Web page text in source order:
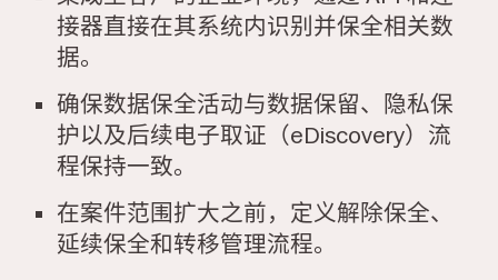
接器直接在其系统内识别并保全相关数
据。
确保数据保全活动与数据保留、隐私保
护以及后续电子取证（eDiscovery）流
程保持一致。
在案件范围扩大之前，定义解除保全、
延续保全和转移管理流程。